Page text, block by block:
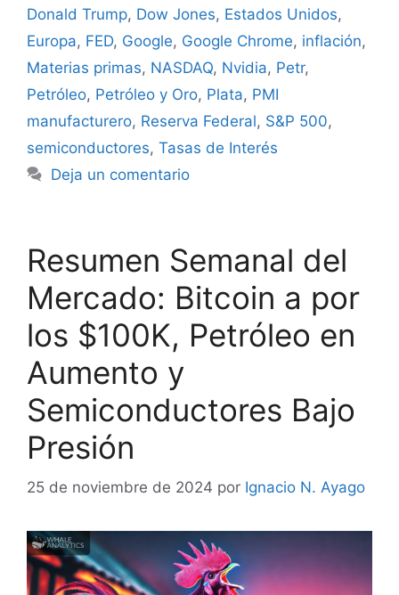
Donald Trump, Dow Jones, Estados Unidos,
Europa, FED, Google, Google Chrome, inflación,
Materias primas, NASDAQ, Nvidia, Petr,
Petróleo, Petróleo y Oro, Plata, PMI
manufacturero, Reserva Federal, S&P 500,
semiconductores, Tasas de Interés
Deja un comentario
Resumen Semanal del
Mercado: Bitcoin a por
los $100K, Petróleo en
Aumento y
Semiconductores Bajo
Presión
25 de noviembre de 2024 por Ignacio N. Ayago